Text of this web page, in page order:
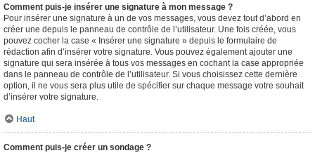
Comment puis-je insérer une signature à mon message ?
Pour insérer une signature à un de vos messages, vous devez tout d’abord en
créer une depuis le panneau de contrôle de l’utilisateur. Une fois créée, vous
pouvez cocher la case « Insérer une signature » depuis le formulaire de
rédaction afin d’insérer votre signature. Vous pouvez également ajouter une
signature qui sera insérée à tous vos messages en cochant la case appropriée
dans le panneau de contrôle de l’utilisateur. Si vous choisissez cette dernière
option, il ne vous sera plus utile de spécifier sur chaque message votre souhait
d’insérer votre signature.
Haut
Comment puis-je créer un sondage ?